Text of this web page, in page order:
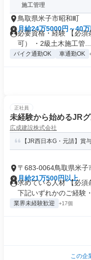
施工管理
鳥取県米子市昭和町
月給24万5000円～40
必要資格・経験 【必須
可） ・2級土木施工管...
バイク通勤OK 車通勤OK
正社員
未経験から始めるJR
広成建設株式会社
【JR西日本G・元請】賞
〒683-0064鳥取県米子
月給21万500円以上
求めている人材 【必
下記いずれかのご経験
業界未経験歓迎 +17個
この企